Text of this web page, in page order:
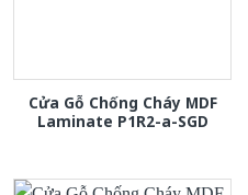
Cửa Gỗ Chống Cháy MDF
Laminate P1R2-a-SGD